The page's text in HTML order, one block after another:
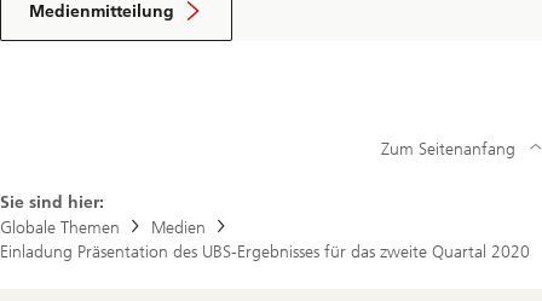
Medienmitteilung
Sie sind hier:
Globale Themen
Medien
Einladung Präsentation des UBS-Ergebnisses für das zweite Quartal 2020
Zum Seitenanfang